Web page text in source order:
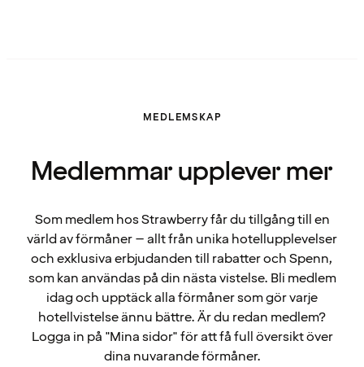
MEDLEMSKAP
Medlemmar upplever mer
Som medlem hos Strawberry får du tillgång till en
värld av förmåner – allt från unika hotellupplevelser
och exklusiva erbjudanden till rabatter och Spenn,
som kan användas på din nästa vistelse. Bli medlem
idag och upptäck alla förmåner som gör varje
hotellvistelse ännu bättre. Är du redan medlem?
Logga in på "Mina sidor" för att få full översikt över
dina nuvarande förmåner.